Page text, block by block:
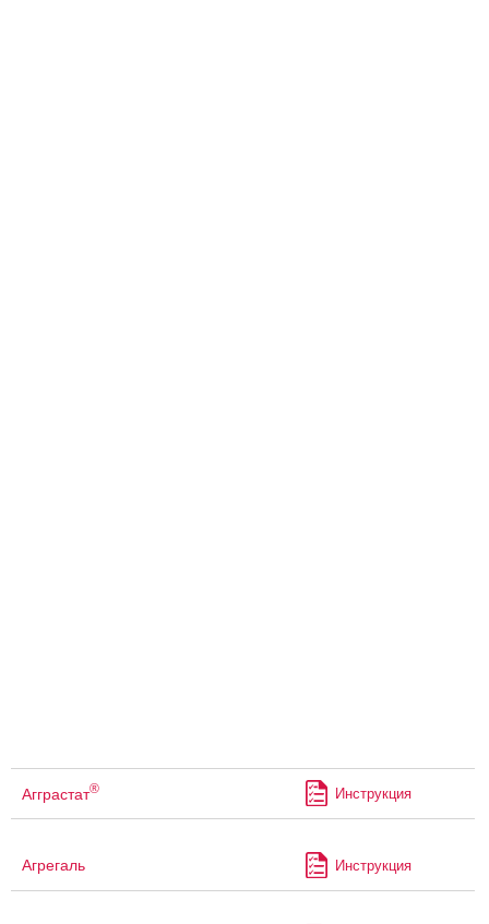
Агграстат® Инструкция
Агрегаль Инструкция